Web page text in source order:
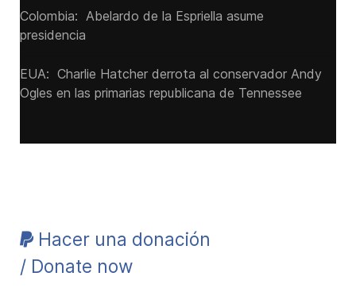
Colombia: Abelardo de la Espriella asume
presidencia
EUA: Charlie Hatcher derrota al conservador Andy
Ogles en las primarias republicana de Tennessee
Hacer una donación
/ Donate now